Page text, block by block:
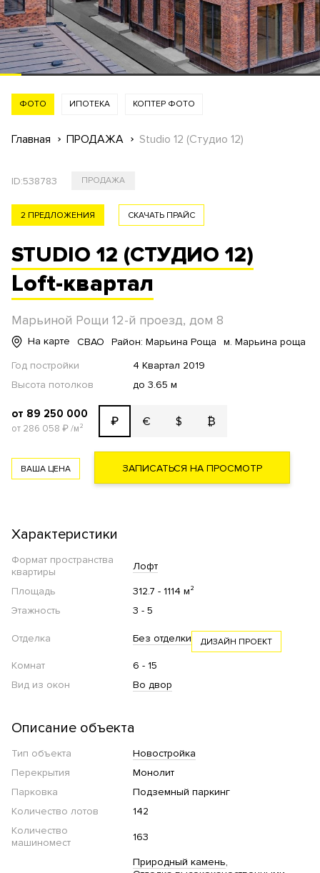
ФОТО ИПОТЕКА КОПТЕР ФОТО
Главная ПРОДАЖА Studio 12 (Студио 12)
ID:538783 ПРОДАЖА
СКАЧАТЬ ПРАЙС
2 ПРЕДЛОЖЕНИЯ
STUDIO 12 (СТУДИО 12)
Loft-квартал
Марьиной Рощи 12-й проезд, дом 8
На карте СВАО Район: Марьина Роща
м. Марьина роща
Год постройки
4 Квартал 2019
Высота потолков
до 3.65 м
от 89 250 000
от 286 058 ₽/м² ₽ € $ ₿
ВАША ЦЕНА ЗАПИСАТЬСЯ НА ПРОСМОТР
Характеристики
Формат пространства
квартиры
Лофт
Площадь
312.7 - 1114 м²
Этажность
3 - 5
Отделка Без отделки ДИЗАЙН ПРОЕКТ
Комнат
6 - 15
Вид из окон
Во двор
Описание объекта
Тип объекта
Новостройка
Перекрытия
Монолит
Парковка
Подземный паркинг
Количество лотов
142
Количество
машиномест
163
Природный камень